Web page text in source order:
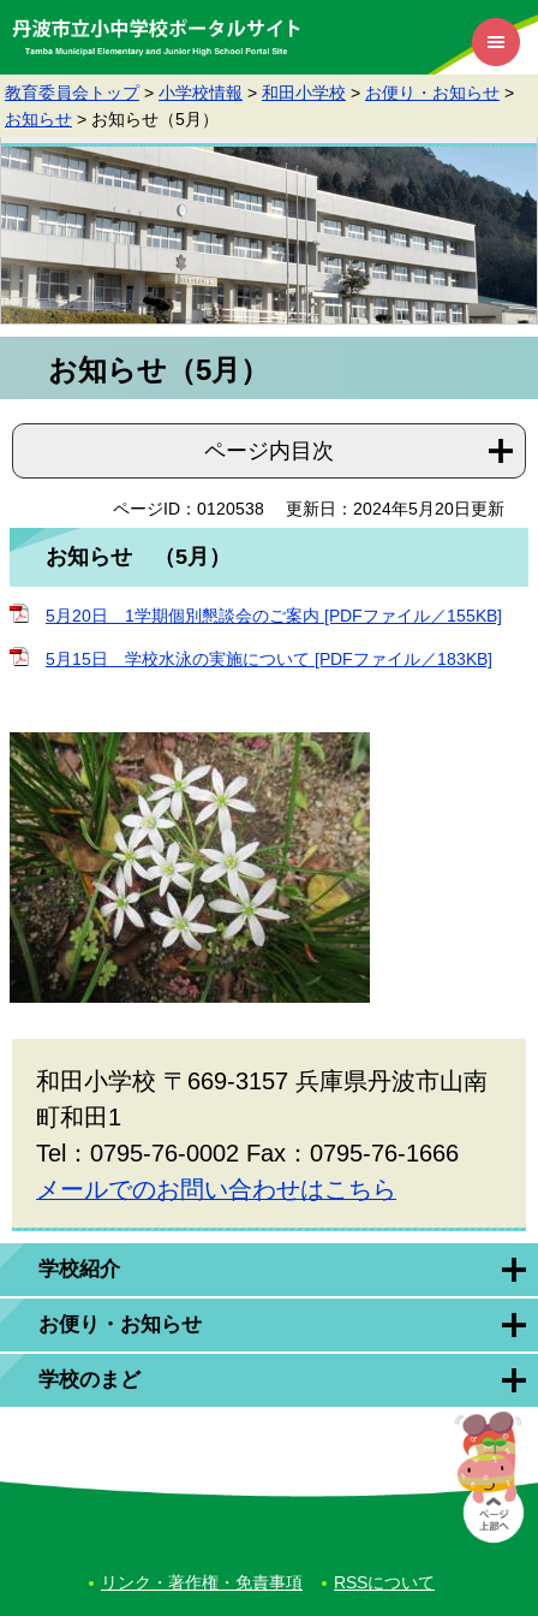
教育委員会トップ > 小学校情報 > 和田小学校 > お便り・お知らせ >
お知らせ > お知らせ（5月）
学校紹介
お便り・お知らせ
学校のまど
お知らせ（5月）
ページ内目次
ページID：0120538 更新日：2024年5月20日更新
お知らせ （5月）
5月20日 1学期個別懇談会のご案内 [PDFファイル／155KB]
5月15日 学校水泳の実施について [PDFファイル／183KB]
和田小学校 〒669-3157 兵庫県丹波市山南
町和田1
Tel：0795-76-0002 Fax：0795-76-1666
メールでのお問い合わせはこちら
リンク・著作権・免責事項 RSSについて